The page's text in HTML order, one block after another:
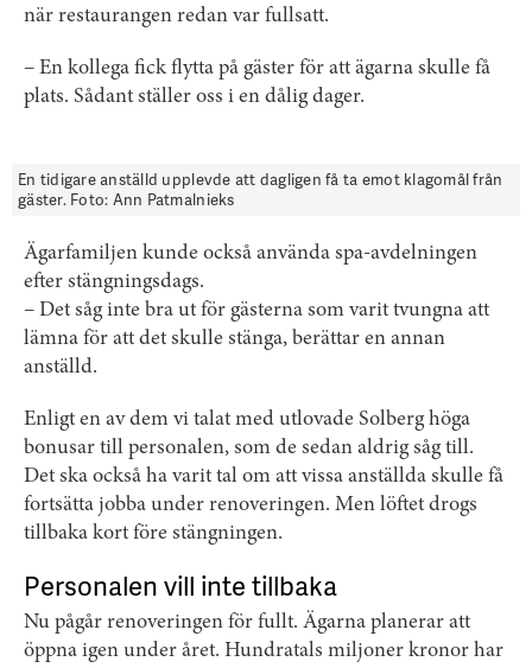
när restaurangen redan var fullsatt.
– En kollega fick flytta på gäster för att ägarna skulle få
plats. Sådant ställer oss i en dålig dager.
En tidigare anställd upplevde att dagligen få ta emot klagomål från
gäster. Foto: Ann Patmalnieks
Ägarfamiljen kunde också använda spa-avdelningen
efter stängningsdags.
– Det såg inte bra ut för gästerna som varit tvungna att
lämna för att det skulle stänga, berättar en annan
anställd.
Enligt en av dem vi talat med utlovade Solberg höga
bonusar till personalen, som de sedan aldrig såg till.
Det ska också ha varit tal om att vissa anställda skulle få
fortsätta jobba under renoveringen. Men löftet drogs
tillbaka kort före stängningen.
Personalen vill inte tillbaka
Nu pågår renoveringen för fullt. Ägarna planerar att
öppna igen under året. Hundratals miljoner kronor har